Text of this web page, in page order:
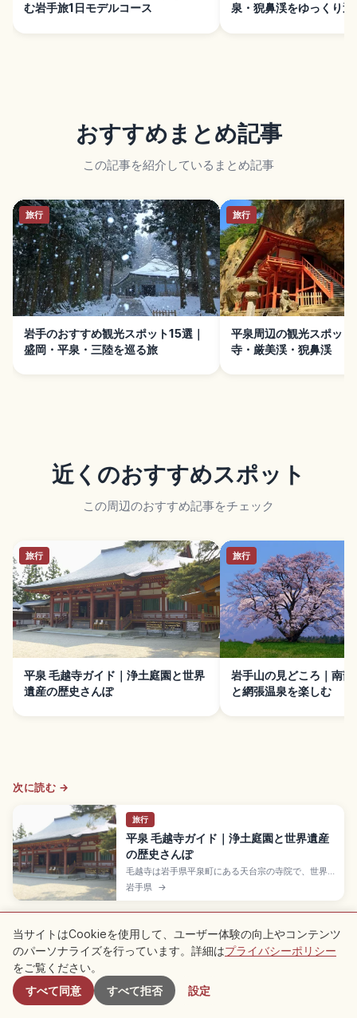
む岩手旅1日モデルコース
泉・猊鼻渓をゆっくり巡
おすすめまとめ記事
この記事を紹介しているまとめ記事
旅行
岩手のおすすめ観光スポット15選｜
盛岡・平泉・三陸を巡る旅
旅行
平泉周辺の観光スポッ
寺・厳美渓・猊鼻渓
近くのおすすめスポット
この周辺のおすすめ記事をチェック
旅行
平泉 毛越寺ガイド｜浄土庭園と世界
遺産の歴史さんぽ
旅行
岩手山の見どころ｜南部
と網張温泉を楽しむ
次に読む →
旅行
平泉 毛越寺ガイド｜浄土庭園と世界遺産
の歴史さんぽ
毛越寺は岩手県平泉町にある天台宗の寺院で、世界
遺産「平泉」の構成資産。嘉祥3年(850年)に慈覚大
師円仁が開山し、奥州藤原氏が大伽藍を整備した名
大人700円、JR平泉駅徒歩約7分です。
岩手県 →
※ 記事内容は執筆時点の情報に基づいており、現在の状況と異なる場合がござい
ます。また掲載内容は正確性・完全性を保証するものではありませんので、ご了
承ください。
PR
本記事には広告（アフィリエイトリンク）を含む場合があります。リンク
を経由したお申込みで運営者が手数料を得ることがあります。
付近のスポット
旅行を知る 岩手県を探索する
当サイトはCookieを使用して、ユーザー体験の向上やコンテンツ
のパーソナライズを行っています。詳細はプライバシーポリシー
をご覧ください。
すべて同意
すべて拒否 設定